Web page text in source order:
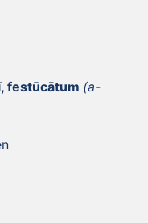
festūcātum (a-